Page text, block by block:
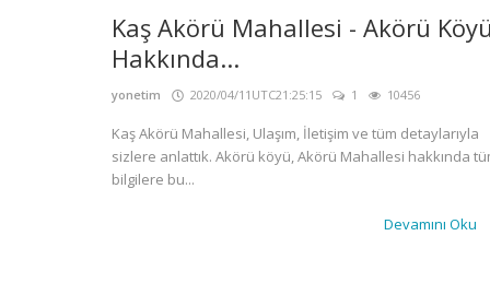
Kaş Akörü Mahallesi - Akörü Köyü
Hakkında...
yonetim 2020/04/11UTC21:25:15 1 10456
Kaş Akörü Mahallesi, Ulaşım, İletişim ve tüm detaylarıyla
sizlere anlattık. Akörü köyü, Akörü Mahallesi hakkında
bilgilere bu...
Devamını Oku